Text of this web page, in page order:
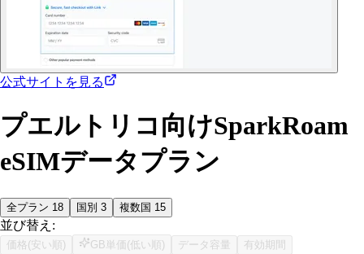
公式サイトを見る
プエルトリコ向けSparkRoam
eSIMデータプラン
全プラン 18 国別 3 複数国 15
並び替え:
価格(安い順) GB単価(低い順) データ容量 有効期間